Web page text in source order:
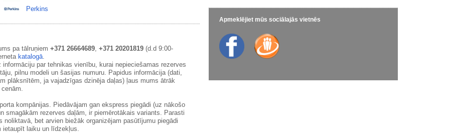
Perkins
pa tālruņiem +371 26664689, +371 20201819(d.d 9:00-
katalogā.
par tehnikas vienību, kurai nepieciešamas rezerves
pilnu modeli un šasijas numuru. Papidus informācija (dati,
plāksnītēm, ja vajadzīgas dzinēja daļas) ļaus mums ātrāk
kompānijas. Piedāvājam gan ekspress piegādi (uz nākošo
smagākām rezerves daļām, ir piemērotākais variants. Parasti
bet arvien biežāk organizējam pasūtījumu piegādi
ietaupīt laiku un līdzekļus.
Apmeklējiet mūs sociālajās vietnēs